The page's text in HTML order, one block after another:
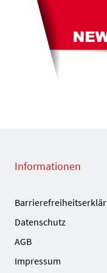
Informationen
Datenschutz
AGB
Impressum